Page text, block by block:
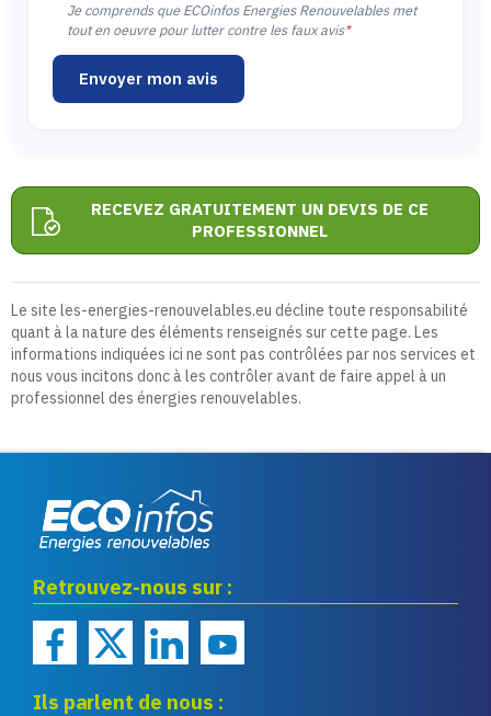
Je comprends que ECOinfos Energies Renouvelables met
tout en oeuvre pour lutter contre les faux avis*
Envoyer mon avis
RECEVEZ GRATUITEMENT UN DEVIS DE CE
PROFESSIONNEL
Le site les-energies-renouvelables.eu décline toute responsabilité
quant à la nature des éléments renseignés sur cette page. Les
informations indiquées ici ne sont pas contrôlées par nos services et
nous vous incitons donc à les contrôler avant de faire appel à un
professionnel des énergies renouvelables.
renouvelables
Retrouvez-nous sur :
Ils parlent de nous :